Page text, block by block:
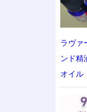
ラヴァ
ンド精
オイル